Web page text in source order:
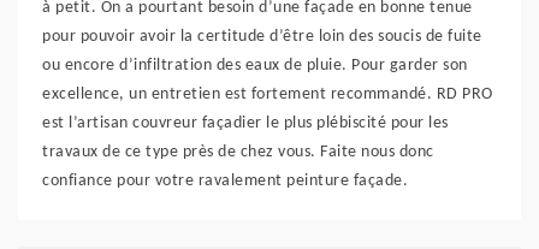
à petit. On a pourtant besoin d’une façade en bonne tenue
pour pouvoir avoir la certitude d’être loin des soucis de fuite
ou encore d’infiltration des eaux de pluie. Pour garder son
excellence, un entretien est fortement recommandé. RD PRO
est l’artisan couvreur façadier le plus plébiscité pour les
travaux de ce type près de chez vous. Faite nous donc
confiance pour votre ravalement peinture façade.